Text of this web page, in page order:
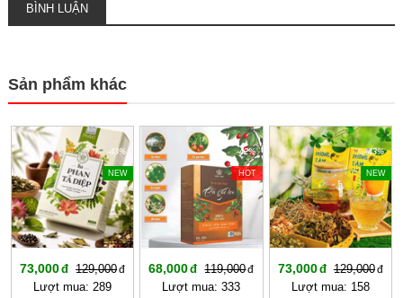
BÌNH LUẬN
Sản phẩm khác
-43%
NEW
73,000
129,000
Lượt mua: 289
-42%
HOT
68,000
119,000
Lượt mua: 333
-43%
NEW
73,000
129,000
Lượt mua: 158